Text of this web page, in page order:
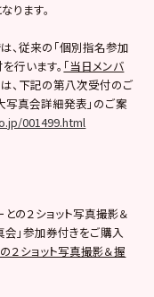
ります。
、従来の「個別指名参加
行います。 「当日メンバ
、下記の第八次受付のご
写真会詳細発表」のご案
001499.html
の２ショット写真撮影＆
会」参加券付きをご購入
２ショット写真撮影＆握